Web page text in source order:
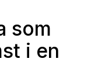
som
i en